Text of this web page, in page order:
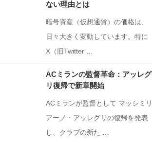
ない理由とは
暗号資産（仮想通貨）の価格は、
日々大きく変動しています。特に
X（旧Twitter …
ACミランの監督革命：アッレグ
リ復帰で新章開始
ACミランが監督として マッシミリ
アーノ・アッレグリの復帰を発表
し、クラブの新た …